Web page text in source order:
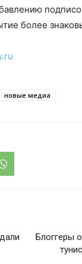
более
новые медиа
Блоггеры